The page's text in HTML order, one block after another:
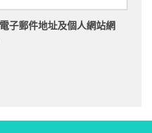
子郵件地址及個人網站網